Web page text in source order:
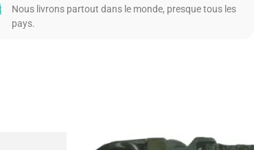
Nous livrons partout dans le monde, presque tous les
pays.